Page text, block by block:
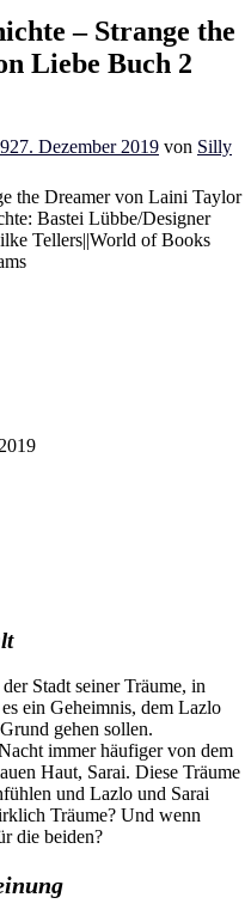
– Strange the
Liebe Buch 2
27. Dezember 2019 von Silly
Bastei Lübbe/Designer
Tellers||World of Books
Stadt seiner Träume, in
ein Geheimnis, dem Lazlo
gehen sollen.
immer häufiger von dem
Haut, Sarai. Diese Träume
und Lazlo und Sarai
Träume? Und wenn
die beiden?